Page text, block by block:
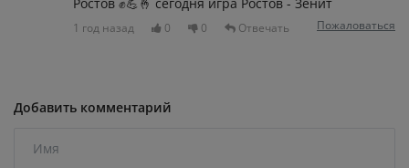
1 год назад 0 0 Отвечать Пожаловаться
Добавить комментарий